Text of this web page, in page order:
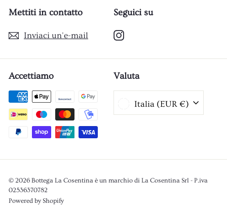
Mettiti in contatto
Inviaci un'e-mail
Seguici su
Instagram
Accettiamo Valuta
Italia (EUR €)
© 2026 Bottega La Cosentina è un marchio di La Cosentina Srl - P.iva
02536370782
Powered by Shopify